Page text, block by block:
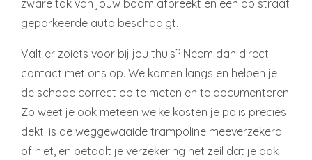
zware tak van jouw boom afbreekt en een op straat
geparkeerde auto beschadigt.
Valt er zoiets voor bij jou thuis? Neem dan direct
contact met ons op. We komen langs en helpen je
de schade correct op te meten en te documenteren.
Zo weet je ook meteen welke kosten je polis precies
dekt: is de weggewaaide trampoline meeverzekerd
of niet, en betaalt je verzekering het zeil dat je dak